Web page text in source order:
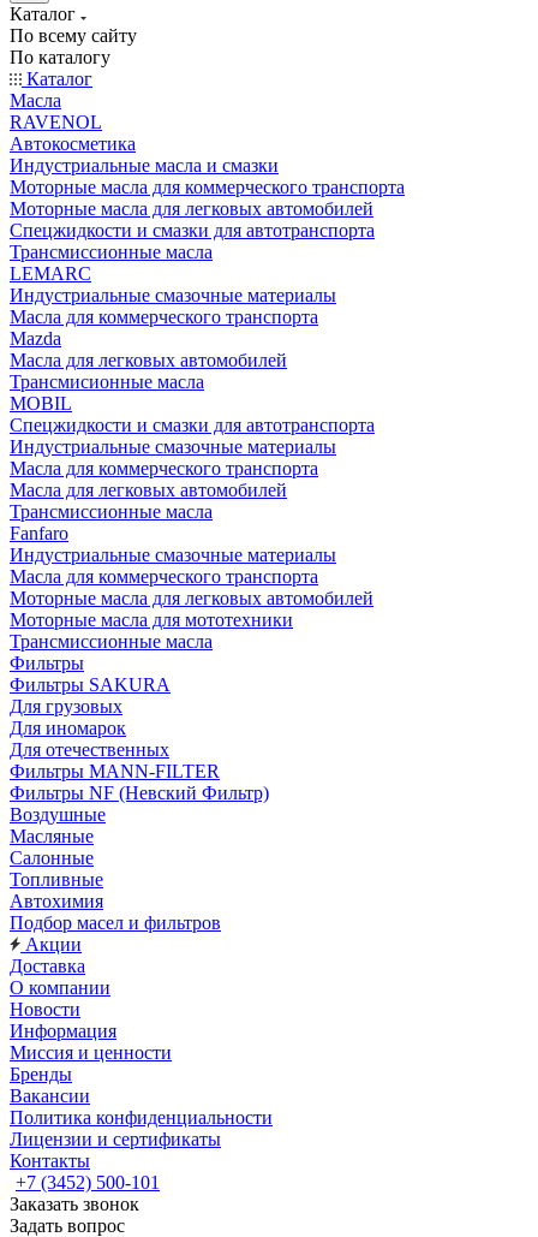
Каталог
По всему сайту
По каталогу
Каталог
Масла
RAVENOL
Автокосметика
Индустриальные масла и смазки
Моторные масла для коммерческого транспорта
Моторные масла для легковых автомобилей
Спецжидкости и смазки для автотранспорта
Трансмиссионные масла
LEMARC
Индустриальные смазочные материалы
Масла для коммерческого транспорта
Mazda
Масла для легковых автомобилей
Трансмисионные масла
MOBIL
Cпецжидкости и смазки для автотранспорта
Индустриальные смазочные материалы
Масла для коммерческого транспорта
Масла для легковых автомобилей
Трансмиссионные масла
Fanfaro
Индустриальные смазочные материалы
Масла для коммерческого транспорта
Моторные масла для легковых автомобилей
Моторные масла для мототехники
Трансмиссионные масла
Фильтры
Фильтры SAKURA
Для грузовых
Для иномарок
Для отечественных
Фильтры MANN-FILTER
Фильтры NF (Невский Фильтр)
Воздушные
Масляные
Салонные
Топливные
Автохимия
Подбор масел и фильтров
Акции
Доставка
О компании
Новости
Информация
Миссия и ценности
Бренды
Вакансии
Политика конфиденциальности
Лицензии и сертификаты
Контакты
+7 (3452) 500-101
Заказать звонок
Задать вопрос